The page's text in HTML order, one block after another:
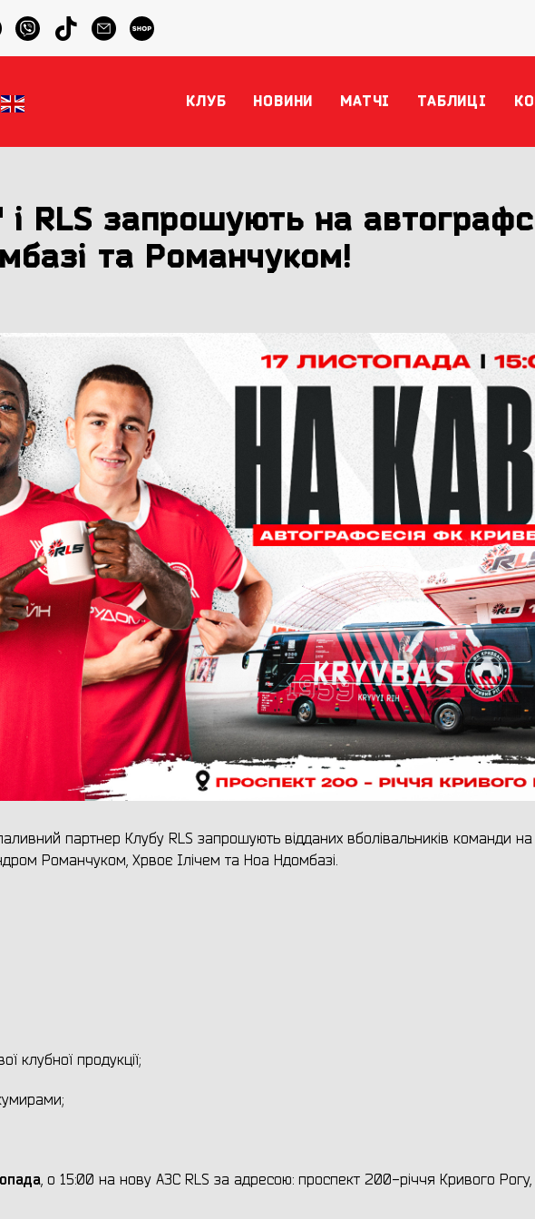
КЛУБ НОВИНИ МАТЧІ ТАБЛИЦІ
RLS запрошують на
та Романчуком!
партнер Клубу RLS запрошують відданих вболівальників команди на
Романчуком, Хрвоє Ілічем та Ноа Ндомбазі.
клубної продукції;
, о 15:00 на нову АЗС RLS за адресою: проспект 200-річчя Кривого